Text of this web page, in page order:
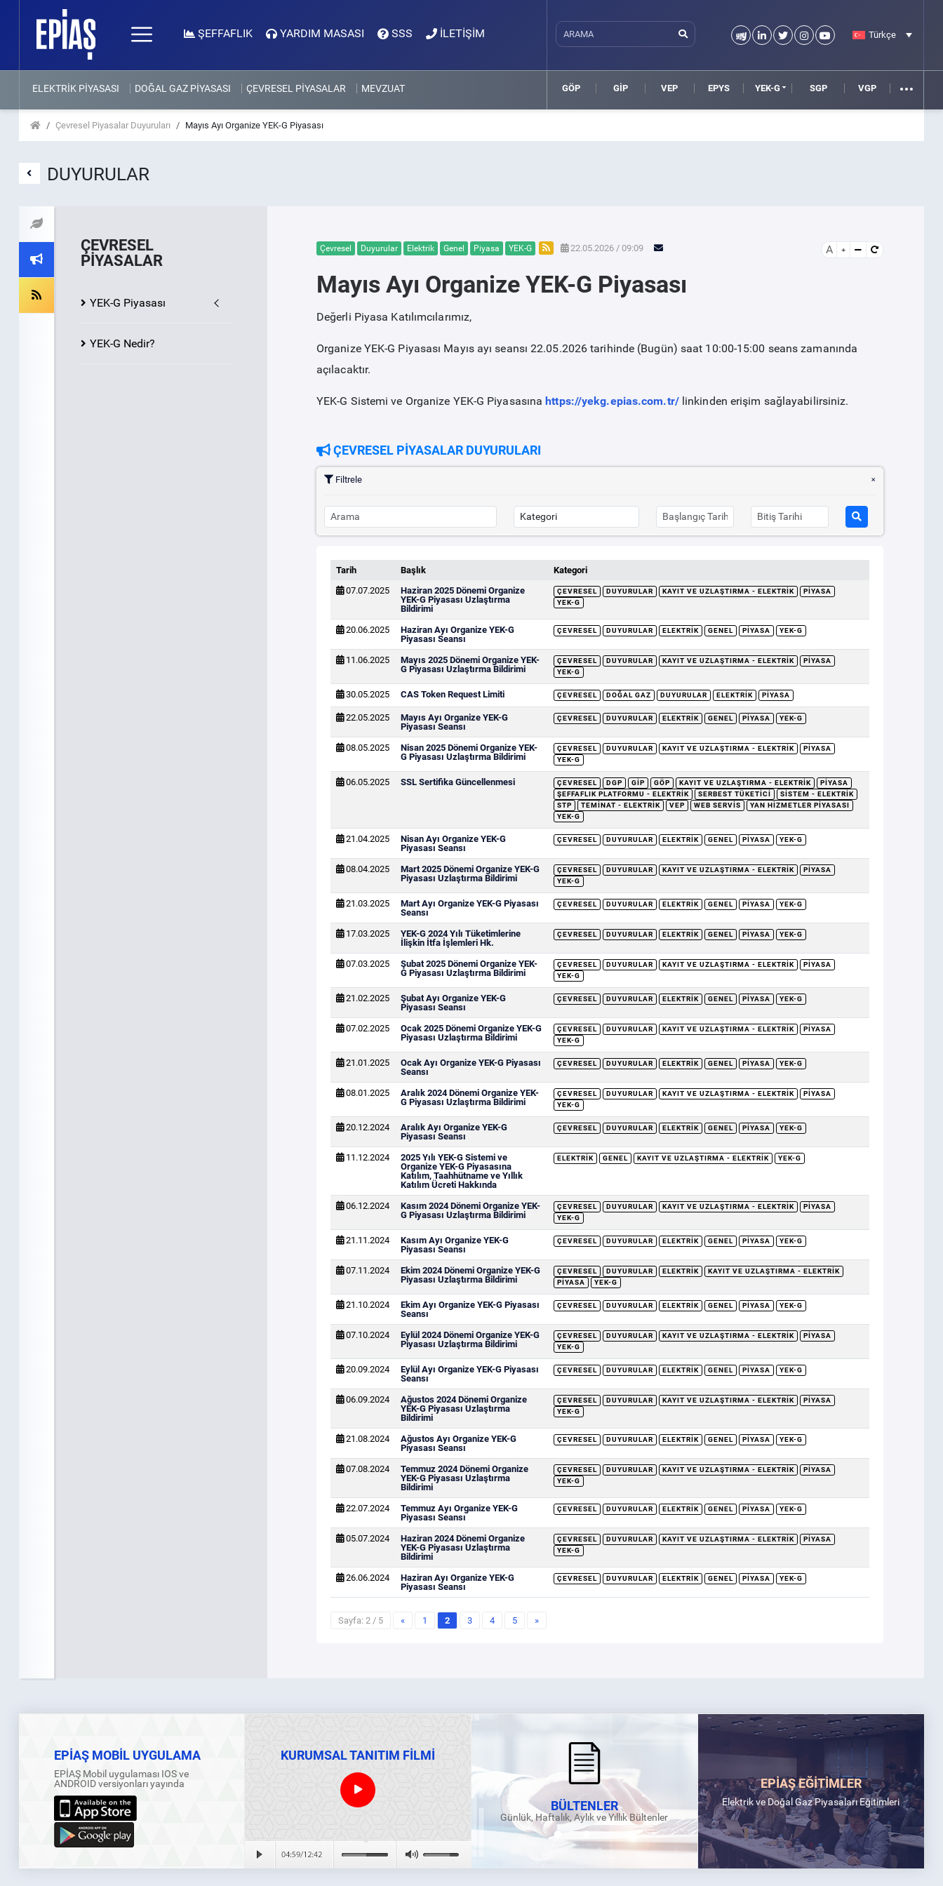
ŞEFFAFLIK YARDIM MASASI SSS İLETİŞİM Türkçe
ELEKTRİK PİYASASI DOĞAL GAZ PİYASASI ÇEVRESEL PİYASALAR MEVZUAT GÖP GİP VEP EPYS YEK-G SGP VGP
Çevresel Piyasalar Duyuruları Mayıs Ayı Organize YEK-G Piyasası
DUYURULAR
ÇEVRESEL
PİYASALAR
YEK-G Piyasası
YEK-G Nedir?
Çevresel Duyurular Elektrik Genel Piyasa YEK-G 22.05.2026 / 09:09 A
Mayıs Ayı Organize YEK-G Piyasası
Değerli Piyasa Katılımcılarımız,
Organize YEK-G Piyasası Mayıs ayı seansı 22.05.2026 tarihinde (Bugün) saat 10:00-15:00 seans zamanında
açılacaktır.
YEK-G Sistemi ve Organize YEK-G Piyasasınahttps://yekg.epias.com.tr/linkinden erişim sağlayabilirsiniz.
ÇEVRESEL PİYASALAR DUYURULARI
Filtrele
Tarih Başlık
Kategori
07.07.2025
Haziran 2025 Dönemi Organize
YEK-G Piyasası Uzlaştırma
Bildirimi
ÇEVRESEL DUYURULAR KAYIT VE UZLAŞTIRMA - ELEKTRIK
PIYASA
YEK-G
20.06.2025
Haziran Ayı Organize YEK-G
Piyasası Seansı
ÇEVRESEL DUYURULAR ELEKTRIK GENEL PIYASA YEK-G
11.06.2025
Mayıs 2025 Dönemi Organize YEK-
G Piyasası Uzlaştırma Bildirimi
ÇEVRESEL DUYURULAR KAYIT VE UZLAŞTIRMA - ELEKTRIK
PIYASA
YEK-G
30.05.2025 CAS Token Request Limiti ÇEVRESEL DOĞAL GAZ DUYURULAR ELEKTRIK PIYASA
22.05.2025
Mayıs Ayı Organize YEK-G
Piyasası Seansı
ÇEVRESEL DUYURULAR ELEKTRIK GENEL PIYASA YEK-G
08.05.2025
Nisan 2025 Dönemi Organize YEK-
G Piyasası Uzlaştırma Bildirimi
ÇEVRESEL DUYURULAR KAYIT VE UZLAŞTIRMA - ELEKTRIK
PIYASA
YEK-G
06.05.2025 SSL Sertifika Güncellenmesi ÇEVRESEL DGP GİP GÖP KAYIT VE UZLAŞTIRMA - ELEKTRIK
PIYASA
ŞEFFAFLIK PLATFORMU - ELEKTRIK
SERBEST TÜKETICI
SISTEM - ELEKTRIK
STP
TEMINAT - ELEKTRIK VEP WEB SERVIS
YAN HIZMETLER PIYASASI
YEK-G
21.04.2025
Nisan Ayı Organize YEK-G
Piyasası Seansı
ÇEVRESEL DUYURULAR ELEKTRIK GENEL PIYASA YEK-G
08.04.2025
Mart 2025 Dönemi Organize YEK-G
Piyasası Uzlaştırma Bildirimi
ÇEVRESEL DUYURULAR KAYIT VE UZLAŞTIRMA - ELEKTRIK
PIYASA
YEK-G
21.03.2025
Mart Ayı Organize YEK-G Piyasası
Seansı
ÇEVRESEL DUYURULAR ELEKTRIK GENEL PIYASA YEK-G
17.03.2025
YEK-G 2024 Yılı Tüketimlerine
İlişkin İtfa İşlemleri Hk.
ÇEVRESEL DUYURULAR ELEKTRIK GENEL PIYASA YEK-G
07.03.2025
Şubat 2025 Dönemi Organize YEK-
G Piyasası Uzlaştırma Bildirimi
ÇEVRESEL DUYURULAR KAYIT VE UZLAŞTIRMA - ELEKTRIK
PIYASA
YEK-G
21.02.2025
Şubat Ayı Organize YEK-G
Piyasası Seansı
ÇEVRESEL DUYURULAR ELEKTRIK GENEL PIYASA YEK-G
07.02.2025
Ocak 2025 Dönemi Organize YEK-G
Piyasası Uzlaştırma Bildirimi
ÇEVRESEL DUYURULAR KAYIT VE UZLAŞTIRMA - ELEKTRIK
PIYASA
YEK-G
21.01.2025
Ocak Ayı Organize YEK-G Piyasası
Seansı
ÇEVRESEL DUYURULAR ELEKTRIK GENEL PIYASA YEK-G
08.01.2025
Aralık 2024 Dönemi Organize YEK-
G Piyasası Uzlaştırma Bildirimi
ÇEVRESEL DUYURULAR KAYIT VE UZLAŞTIRMA - ELEKTRIK
PIYASA
YEK-G
20.12.2024
Aralık Ayı Organize YEK-G
Piyasası Seansı
ÇEVRESEL DUYURULAR ELEKTRIK GENEL PIYASA YEK-G
11.12.2024
2025 Yılı YEK-G Sistemi ve
Organize YEK-G Piyasasına
Katılım, Taahhütname ve Yıllık
Katılım Ücreti Hakkında
ELEKTRIK GENEL KAYIT VE UZLAŞTIRMA - ELEKTRIK YEK-G
06.12.2024
Kasım 2024 Dönemi Organize YEK-
G Piyasası Uzlaştırma Bildirimi
ÇEVRESEL DUYURULAR KAYIT VE UZLAŞTIRMA - ELEKTRIK
PIYASA
YEK-G
21.11.2024
Kasım Ayı Organize YEK-G
Piyasası Seansı
ÇEVRESEL DUYURULAR ELEKTRIK GENEL PIYASA YEK-G
07.11.2024
Ekim 2024 Dönemi Organize YEK-G
Piyasası Uzlaştırma Bildirimi
ÇEVRESEL DUYURULAR ELEKTRIK
KAYIT VE UZLAŞTIRMA - ELEKTRIK
PIYASA
YEK-G
21.10.2024
Ekim Ayı Organize YEK-G Piyasası
Seansı
ÇEVRESEL DUYURULAR ELEKTRIK GENEL PIYASA YEK-G
07.10.2024
Eylül 2024 Dönemi Organize YEK-G
Piyasası Uzlaştırma Bildirimi
ÇEVRESEL DUYURULAR KAYIT VE UZLAŞTIRMA - ELEKTRIK
PIYASA
YEK-G
20.09.2024
Eylül Ayı Organize YEK-G Piyasası
Seansı
ÇEVRESEL DUYURULAR ELEKTRIK GENEL PIYASA YEK-G
06.09.2024
Ağustos 2024 Dönemi Organize
YEK-G Piyasası Uzlaştırma
Bildirimi
ÇEVRESEL DUYURULAR KAYIT VE UZLAŞTIRMA - ELEKTRIK
PIYASA
YEK-G
21.08.2024
Ağustos Ayı Organize YEK-G
Piyasası Seansı
ÇEVRESEL DUYURULAR ELEKTRIK GENEL PIYASA YEK-G
07.08.2024
Temmuz 2024 Dönemi Organize
YEK-G Piyasası Uzlaştırma
Bildirimi
ÇEVRESEL DUYURULAR KAYIT VE UZLAŞTIRMA - ELEKTRIK
PIYASA
YEK-G
22.07.2024
Temmuz Ayı Organize YEK-G
Piyasası Seansı
ÇEVRESEL DUYURULAR ELEKTRIK GENEL PIYASA YEK-G
05.07.2024
Haziran 2024 Dönemi Organize
YEK-G Piyasası Uzlaştırma
Bildirimi
ÇEVRESEL DUYURULAR KAYIT VE UZLAŞTIRMA - ELEKTRIK
PIYASA
YEK-G
26.06.2024
Haziran Ayı Organize YEK-G
Piyasası Seansı
ÇEVRESEL DUYURULAR ELEKTRIK GENEL PIYASA YEK-G
Sayfa: 2 / 5 « 1 2 3 4 5 »
EPİAŞ MOBİL UYGULAMA
EPİAŞ Mobil uygulaması IOS ve
ANDROID versiyonları yayında
KURUMSAL TANITIM FİLMİ
BÜLTENLER
Günlük, Haftalık, Aylık ve Yıllık Bültenler
EPİAŞ EĞİTİMLER
Elektrik ve Doğal Gaz Piyasaları Eğitimleri